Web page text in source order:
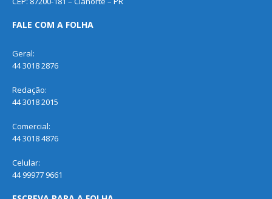
FALE COM A FOLHA
Geral:
44 3018 2876
Redação:
44 3018 2015
Comercial:
44 3018 4876
Celular:
44 99977 9661